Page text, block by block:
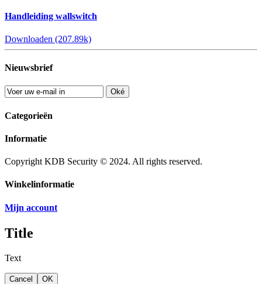
Handleiding wallswitch
Downloaden (207.89k)
Nieuwsbrief
Oké
Categorieën
Informatie
Copyright KDB Security © 2024. All rights reserved.
Winkelinformatie
Mijn account
Title
Text
Cancel OK